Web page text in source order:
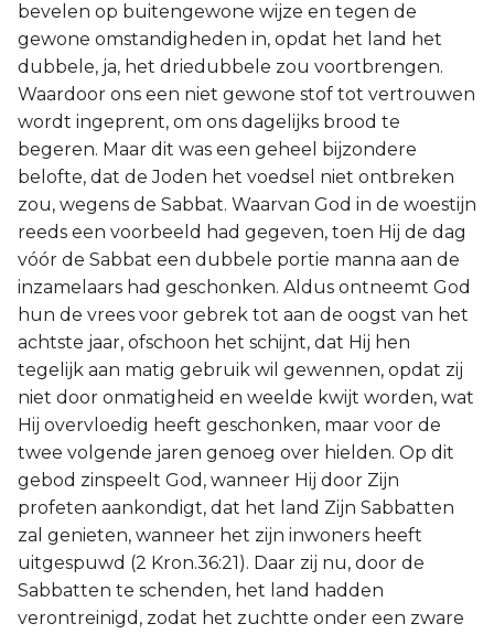
bevelen op buitengewone wijze en tegen de
gewone omstandigheden in, opdat het land het
dubbele, ja, het driedubbele zou voortbrengen.
Waardoor ons een niet gewone stof tot vertrouwen
wordt ingeprent, om ons dagelijks brood te
begeren. Maar dit was een geheel bijzondere
belofte, dat de Joden het voedsel niet ontbreken
zou, wegens de Sabbat. Waarvan God in de woestijn
reeds een voorbeeld had gegeven, toen Hij de dag
vóór de Sabbat een dubbele portie manna aan de
inzamelaars had geschonken. Aldus ontneemt God
hun de vrees voor gebrek tot aan de oogst van het
achtste jaar, ofschoon het schijnt, dat Hij hen
tegelijk aan matig gebruik wil gewennen, opdat zij
niet door onmatigheid en weelde kwijt worden, wat
Hij overvloedig heeft geschonken, maar voor de
twee volgende jaren genoeg over hielden. Op dit
gebod zinspeelt God, wanneer Hij door Zijn
profeten aankondigt, dat het land Zijn Sabbatten
zal genieten, wanneer het zijn inwoners heeft
uitgespuwd (2 Kron.36:21). Daar zij nu, door de
Sabbatten te schenden, het land hadden
verontreinigd, zodat het zuchtte onder een zware